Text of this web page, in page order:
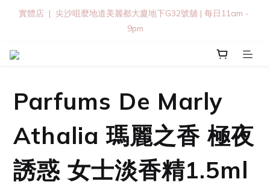
實體店  |  尖沙咀麼地道美麗都大廈地下G32號舖 | 每日11am -
9pm
Parfums De Marly
Athalia 瑪麗之香 極夜
誘惑 女士淡香精1.5ml